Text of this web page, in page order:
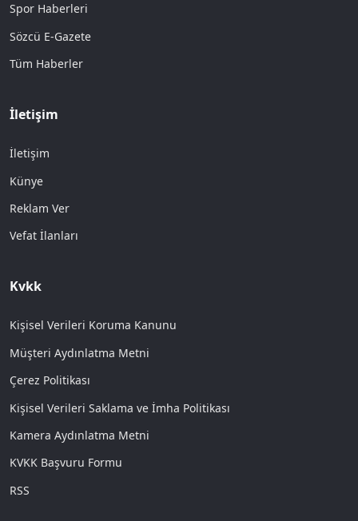
Spor Haberleri
Sözcü E-Gazete
Tüm Haberler
İletişim
İletişim
Künye
Reklam Ver
Vefat İlanları
Kvkk
Kişisel Verileri Koruma Kanunu
Müşteri Aydınlatma Metni
Çerez Politikası
Kişisel Verileri Saklama ve İmha Politikası
Kamera Aydınlatma Metni
KVKK Başvuru Formu
RSS